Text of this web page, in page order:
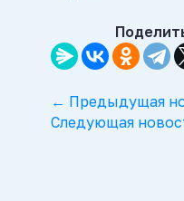
← Предыдущая
Следующая